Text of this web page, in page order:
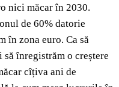
nici măcar în 2030.
de 60% datorie
în zona euro. Ca să
înregistrăm o creștere
cîțiva ani de